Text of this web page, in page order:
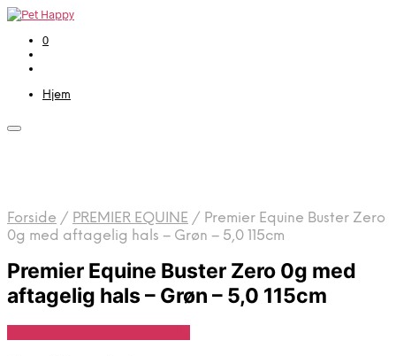
0
Hjem
Forside / PREMIER EQUINE / Premier Equine Buster Zero
0g med aftagelig hals – Grøn – 5,0 115cm
Premier Equine Buster Zero 0g med
aftagelig hals – Grøn – 5,0 115cm